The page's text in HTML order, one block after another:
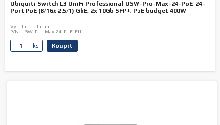
Ubiquiti Switch L3 UniFi Professional USW-Pro-Max-24-PoE, 24-
Port PoE (8/16x 2.5/1) GbE, 2x 10Gb SFP+, PoE budget 400W
Výrobce: Ubiquiti
P/N: USW-Pro-Max-24-PoE-EU
ks. Koupit